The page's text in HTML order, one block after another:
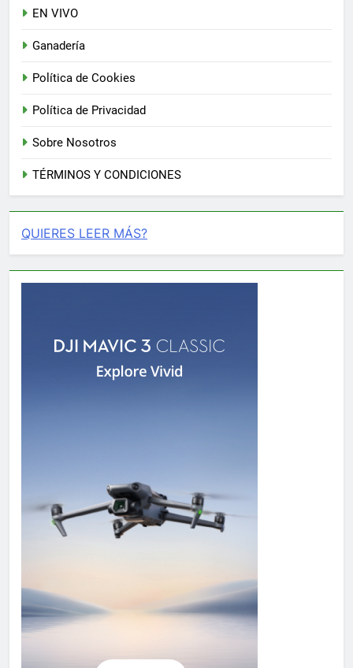
EN VIVO
Ganadería
Política de Cookies
Política de Privacidad
Sobre Nosotros
TÉRMINOS Y CONDICIONES
QUIERES LEER MÁS?